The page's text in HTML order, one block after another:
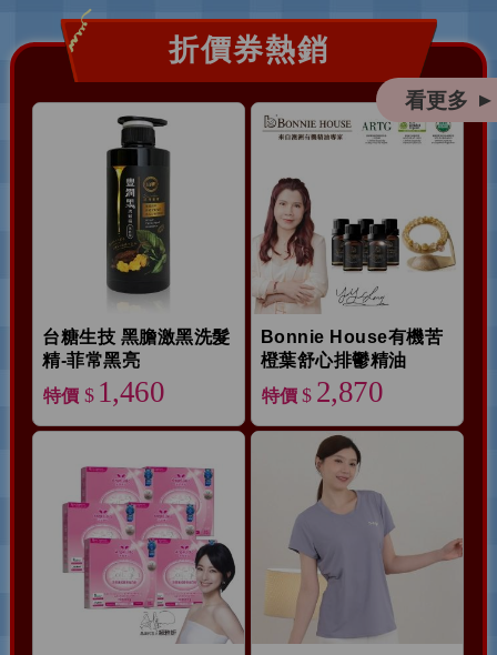
看更多 ▲
折價券熱銷
台糖生技 黑膽激黑洗髮
精-菲常黑亮
特價 $ 1,460
Bonnie House有機苦
橙葉舒心排鬱精油
特價 $ 2,870